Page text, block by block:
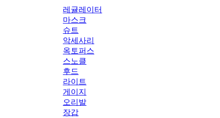
레귤레이터
마스크
슈트
악세사리
옥토퍼스
스노클
후드
라이트
게이지
오리발
장갑